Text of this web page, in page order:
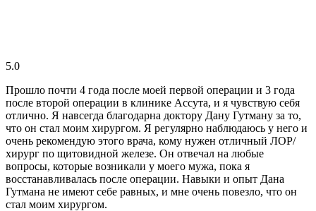
5.0
Прошло почти 4 года после моей первой операции и 3 года
после второй операции в клинике Ассута, и я чувствую себя
отлично. Я навсегда благодарна доктору Дану Гутману за то,
что он стал моим хирургом. Я регулярно наблюдаюсь у него и
очень рекомендую этого врача, кому нужен отличный ЛОР/
хирург по щитовидной железе. Он отвечал на любые
вопросы, которые возникали у моего мужа, пока я
восстанавливалась после операции. Навыки и опыт Дана
Гутмана не имеют себе равных, и мне очень повезло, что он
стал моим хирургом.